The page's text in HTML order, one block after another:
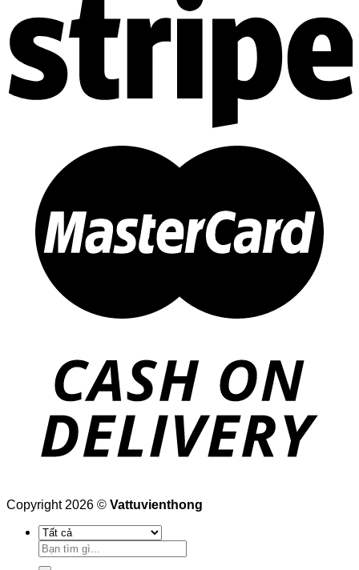
Copyright 2026 © Vattuvienthong
Tìm
kiếm: